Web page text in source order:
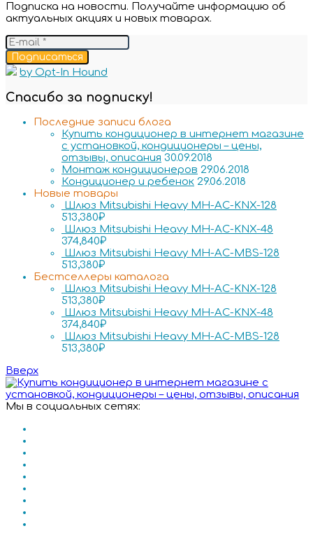
Подписка на новости. Получайте информацию об
актуальных акциях и новых товарах.
Подписаться
by Opt-In Hound
Спасибо за подписку!
Последние записи блога
Купить кондиционер в интернет магазине
с установкой, кондиционеры – цены,
отзывы, описания 30.09.2018
Монтаж кондиционеров 29.06.2018
Кондиционер и ребенок 29.06.2018
Новые товары
Шлюз Mitsubishi Heavy MH-AC-KNX-128
513,380₽
Шлюз Mitsubishi Heavy MH-AC-KNX-48
374,840₽
Шлюз Mitsubishi Heavy MH-AC-MBS-128
513,380₽
Бестселлеры каталога
Шлюз Mitsubishi Heavy MH-AC-KNX-128
513,380₽
Шлюз Mitsubishi Heavy MH-AC-KNX-48
374,840₽
Шлюз Mitsubishi Heavy MH-AC-MBS-128
513,380₽
Вверх
Мы в социальных сетях: